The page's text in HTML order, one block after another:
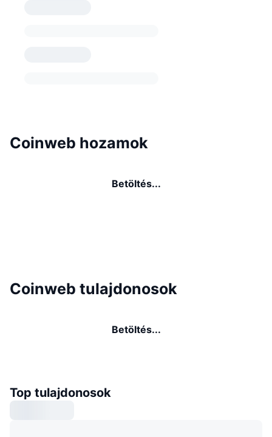
Coinweb hozamok
Betöltés...
Coinweb tulajdonosok
Betöltés...
Top tulajdonosok